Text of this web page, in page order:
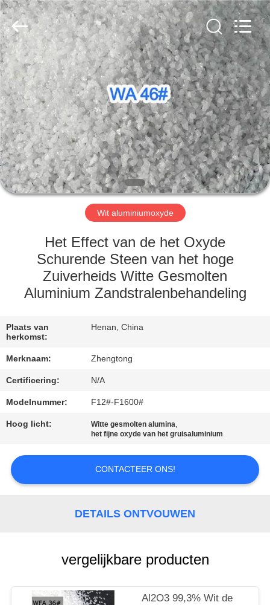
HUIS
PRODUCTEN
VIDEO'S
ONGEVEER
ONS
FABRIEKSREIS
KWALITEITSCONTROLE
ONS
VERZOEK
OM EEN
SITEMAP
PRIVACYBELEID
Zhengzhou
Zhengtong
Abrasive
Import&Export
Co.,Ltd.
Rights
Reserved.
Wit aluminiumoxyde
Het Effect van de het Oxyde
Schurende Steen van het hoge
Zuiverheids Witte Gesmolten
Aluminium Zandstralenbehandeling
Plaats van
herkomst:
Henan, China
Merknaam: Zhengtong
Certificering: N/A
Modelnummer: F12#-F1600#
Hoog licht: Witte gesmolten alumina,
het fijne oxyde van het gruisaluminium
CONTACTEER ONS!
DETAILS ONTVOUWEN
vergelijkbare producten
Al2O3 99,3% Wit de